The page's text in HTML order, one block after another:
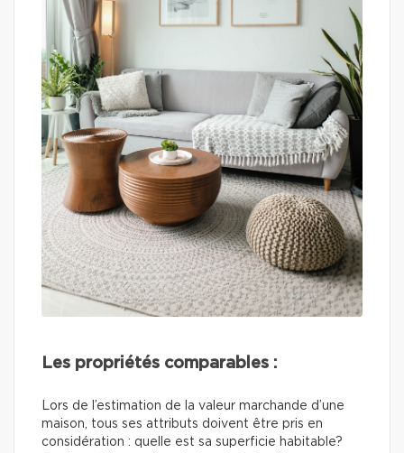
Les propriétés comparables :
Lors de l’estimation de la valeur marchande d’une
maison, tous ses attributs doivent être pris en
considération : quelle est sa superficie habitable?